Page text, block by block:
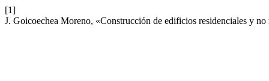
[1]
J. Goicoechea Moreno, «Construcción de edificios residenciales y